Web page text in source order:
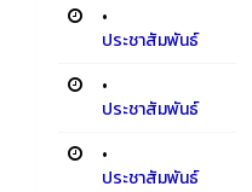
•
ประชาสัมพันธ์
•
ประชาสัมพันธ์
•
ประชาสัมพันธ์